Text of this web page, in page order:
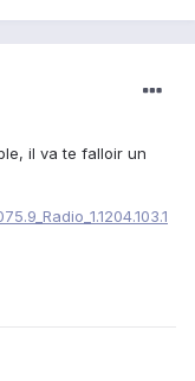
il va te falloir un